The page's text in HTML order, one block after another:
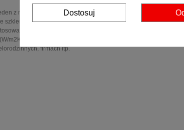
z najcieplejszych profili okiennych firmy ALUPLAST o
o szerokości do 51 mm sprawiają że profil THERMO
szyby Ug=0,5 W/m2K ( 48 mm ) pozwala na uzyskanie
m2K) . Ponadczasowy design umożliwia użycie tego profilu w
firmach itp.
Dostosuj